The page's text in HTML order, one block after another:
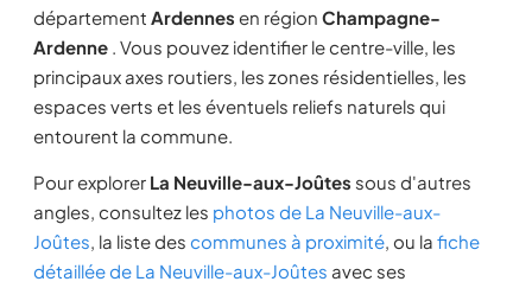
département Ardennes en région Champagne-
Ardenne . Vous pouvez identifier le centre-ville, les
principaux axes routiers, les zones résidentielles, les
espaces verts et les éventuels reliefs naturels qui
entourent la commune.
Pour explorer La Neuville-aux-Joûtes sous d'autres
angles, consultez les photos de La Neuville-aux-
Joûtes, la liste des communes à proximité, ou la fiche
détaillée de La Neuville-aux-Joûtes avec ses